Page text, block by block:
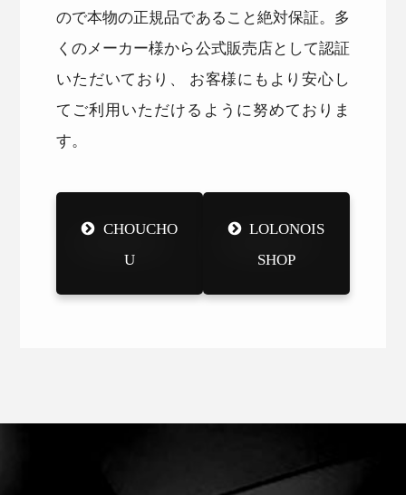
ので本物の正規品であること絶対保証。多
くのメーカー様から公式販売店として認証
いただいており、 お客様にもより安心し
てご利用いただけるように努めておりま
す。
CHOUCHO
U
LOLONOIS
SHOP